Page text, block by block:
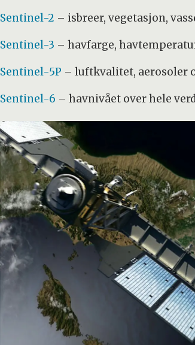
Sentinel-2 – isbreer, vegetasjon,
Sentinel-3 – havfarge,
Sentinel-5P – luftkvalitet, aerosoler
Sentinel-6 – havnivået over hele